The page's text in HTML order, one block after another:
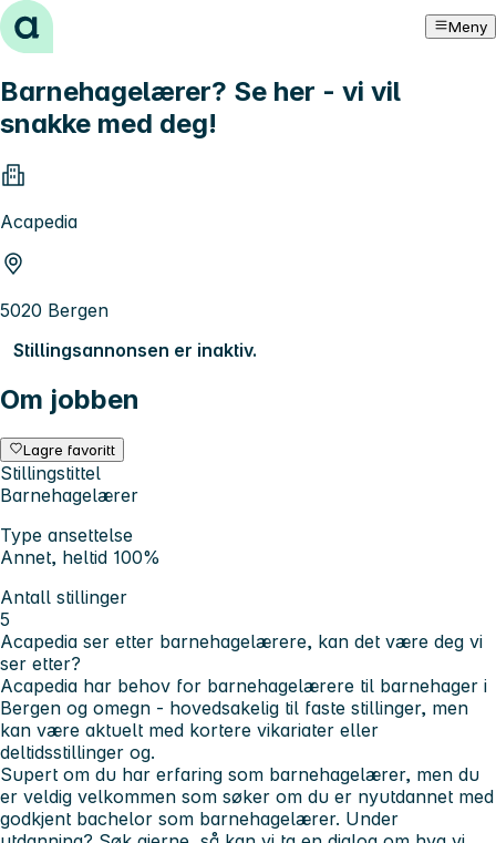
Hopp til innhold Meny
Barnehagelærer? Se her - vi vil
snakke med deg!
Acapedia
5020 Bergen
Stillingsannonsen er inaktiv.
Om jobben
Lagre favoritt
Stillingstittel
Barnehagelærer
Type ansettelse
Annet, heltid 100%
Antall stillinger
5
Acapedia ser etter barnehagelærere, kan det være deg vi
ser etter?
Acapedia har behov for barnehagelærere til barnehager i
Bergen og omegn - hovedsakelig til faste stillinger, men
kan være aktuelt med kortere vikariater eller
deltidsstillinger og.
Supert om du har erfaring som barnehagelærer, men du
er veldig velkommen som søker om du er nyutdannet med
godkjent bachelor som barnehagelærer. Under